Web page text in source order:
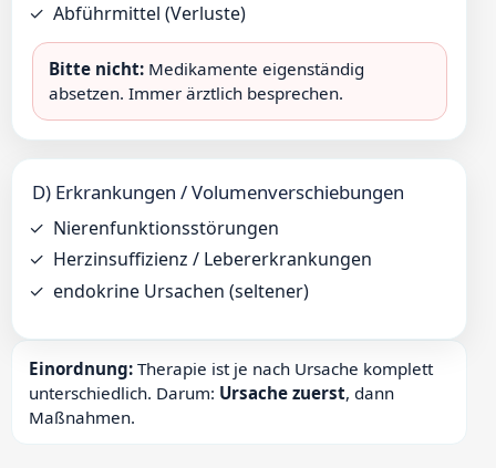
Abführmittel (Verluste)
Bitte nicht: Medikamente eigenständig
absetzen. Immer ärztlich besprechen.
D) Erkrankungen / Volumenverschiebungen
Nierenfunktionsstörungen
Herzinsuffizienz / Lebererkrankungen
endokrine Ursachen (seltener)
Einordnung: Therapie ist je nach Ursache komplett
unterschiedlich. Darum: Ursache zuerst, dann
Maßnahmen.